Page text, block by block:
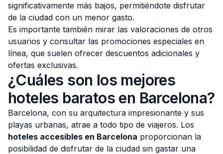
significativamente más bajos, permitiéndote disfrutar
de la ciudad con un menor gasto.
Es importante también mirar las valoraciones de otros
usuarios y consultar las promociones especiales en
línea, que suelen ofrecer descuentos adicionales y
ofertas exclusivas.
¿Cuáles son los mejores
hoteles baratos en Barcelona?
Barcelona, con su arquitectura impresionante y sus
playas urbanas, atrae a todo tipo de viajeros. Los
hoteles accesibles en Barcelona proporcionan la
posibilidad de disfrutar de la ciudad sin gastar una